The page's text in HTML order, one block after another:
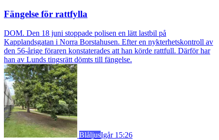
Fängelse för rattfylla
DOM. Den 18 juni stoppade polisen en lätt lastbil på
Kapplandsgatan i Norra Borstahusen. Efter en nykterhetskontroll av
den 56-årige föraren konstaterades att han körde rattfull. Därför har
han av Lunds tingsrätt dömts till fängelse.
BlåljusIgår 15:26